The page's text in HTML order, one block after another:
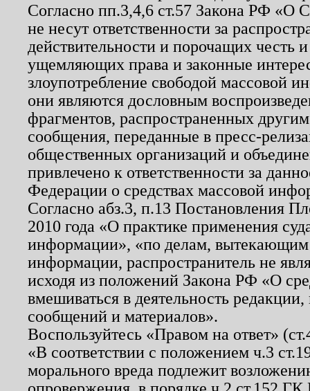
Согласно пп.3,4,6 ст.57 Закона РФ «О
не несут ответственности за
действительности и порочащих честь
ущемляющих права и законные
злоупотребление свободой массовой
они являются дословным
фрагментов, распространенных
сообщения, переданные в пресс-
общественных организаций и
привлечено к ответственности за
Федерации о средствах массовой
Согласно абз.3, п.13 Постановления
2010 года «О практике применения
информации», «по делам, вытекающим
информации, распространитель не
исходя из положений Закона РФ «О
вмешиваться в деятельность
сообщений и материалов».
Воспользуйтесь «Правом на ответ»
«В соответствии с положением ч.3
морального вреда подлежит